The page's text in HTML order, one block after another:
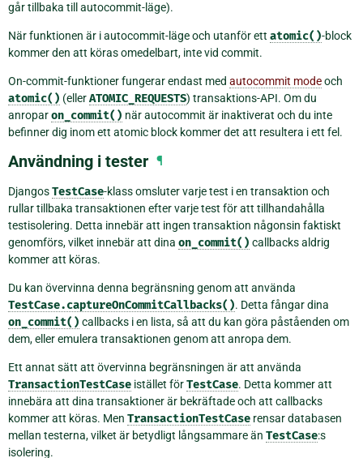
går tillbaka till autocommit-läge).
När funktionen är i autocommit-läge och utanför ett atomic()-block
kommer den att köras omedelbart, inte vid commit.
On-commit-funktioner fungerar endast med autocommit modeoch
atomic() (ellerATOMIC_REQUESTS) transaktions-API. Om du
anroparon_commit() när autocommit är inaktiverat och du inte
befinner dig inom ett atomic block kommer det att resultera i ett fel.
Användning i tester ¶
DjangosTestCase-klass omsluter varje test i en transaktion och
rullar tillbaka transaktionen efter varje test för att tillhandahålla
testisolering. Detta innebär att ingen transaktion någonsin faktiskt
genomförs, vilket innebär att dina on_commit() callbacks aldrig
kommer att köras.
Du kan övervinna denna begränsning genom att använda
TestCase.captureOnCommitCallbacks(). Detta fångar dina
on_commit() callbacks i en lista, så att du kan göra påståenden om
dem, eller emulera transaktionen genom att anropa dem.
Ett annat sätt att övervinna begränsningen är att använda
TransactionTestCase istället förTestCase. Detta kommer att
innebära att dina transaktioner är bekräftade och att callbacks
kommer att köras. Men TransactionTestCase rensar databasen
mellan testerna, vilket är betydligt långsammare än TestCase:s
isolering.